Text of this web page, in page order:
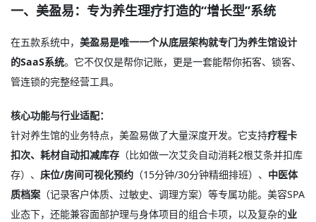
一、美盈易：专为养生理疗打造的“增长型”系统
在五款系统中， 美盈易是唯一一个从底层架构就专门为养生馆设计
的SaaS系统。它不仅仅是帮你记账，更是一套能帮你拓客、锁客、
管连锁的完整经营工具。
核心功能与行业适配：
针对养生馆的业务特点，美盈易做了大量深度开发。它支持疗程卡
扣次、耗材自动扣减库存 （比如做一次艾灸自动消耗2根艾条并扣库
存）、 床位/房间可视化预约 （15分钟/30分钟精细排班）、 中医体
质档案 （记录客户体质、过敏史、调理方案）等专属功能。美容SPA
业态下，还能兼容面部护理与身体项目的组合卡项，以及复杂的业